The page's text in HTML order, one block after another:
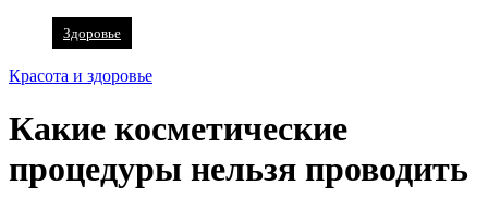
Здоровье
Красота и здоровье
Какие косметические
процедуры нельзя проводить